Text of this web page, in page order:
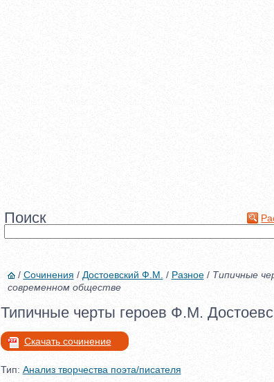
Поиск
/ Сочинения / Достоевский Ф.М. / Разное/ Типичные
современном обществе
Типичные черты героев Ф.М.
Скачать сочинение
Тип: Анализ творчества поэта/писателя